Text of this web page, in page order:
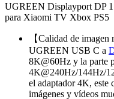
UGREEN Displayport DP
para Xiaomi TV Xbox PS5
【Calidad de
UGREEN USB C a
8K@60Hz y la parte
4K@240Hz/144Hz/
el adaptador 4K, este
imágenes y vídeos